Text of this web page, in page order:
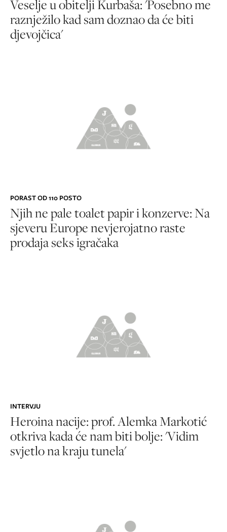
Veselje u obitelji Kurbaša: 'Posebno me
raznježilo kad sam doznao da će biti
djevojčica'
PORAST OD 110 POSTO
Njih ne pale toalet papir i konzerve: Na
sjeveru Europe nevjerojatno raste
prodaja seks igračaka
INTERVJU
Heroina nacije: prof. Alemka Markotić
otkriva kada će nam biti bolje: 'Vidim
svjetlo na kraju tunela'